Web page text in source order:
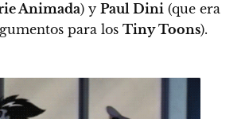
Animada) y Paul Dini (que era
para los Tiny Toons).